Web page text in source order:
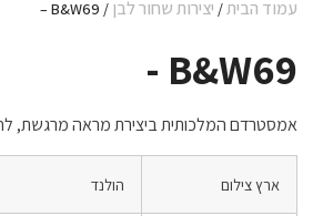
עמוד הבית/ יצירות שחור לבן / B&W69 –
B&W69 -
אמסטרדם המלכותית ביצירת מראה מרגשת,
ארץ צילום הולנד